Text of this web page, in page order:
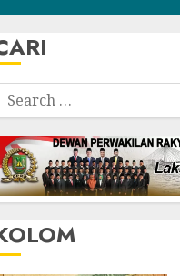
Search